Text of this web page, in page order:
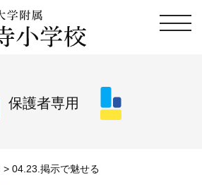
保護者専用
> 04.23.掲示で魅せる